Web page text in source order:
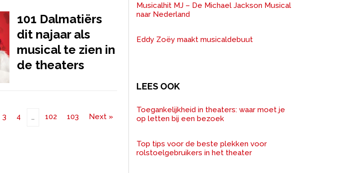
101 Dalmatiërs
dit najaar als
musical te zien in
de theaters
3 4 … 102 103 Next »
Musicalhit MJ – De Michael Jackson Musical
naar Nederland
Eddy Zoëy maakt musicaldebuut
LEES OOK
Toegankelijkheid in theaters: waar moet je
op letten bij een bezoek
Top tips voor de beste plekken voor
rolstoelgebruikers in het theater